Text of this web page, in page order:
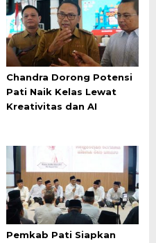
Chandra Dorong Potensi
Pati Naik Kelas Lewat
Kreativitas dan AI
Pemkab Pati Siapkan